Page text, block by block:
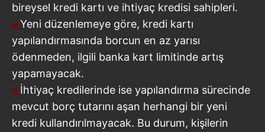
bireysel kredi kartı ve ihtiyaç kredisi sahipleri.
Yeni düzenlemeye göre, kredi kartı
yapılandırmasında borcun en az yarısı
ödenmeden, ilgili banka kart limitinde artış
yapamayacak.
İhtiyaç kredilerinde ise yapılandırma sürecinde
mevcut borç tutarını aşan herhangi bir yeni
kredi kullandırılmayacak. Bu durum, kişilerin